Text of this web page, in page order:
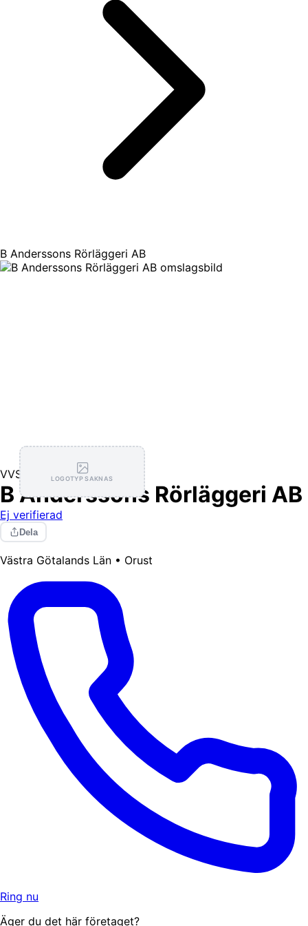
B Anderssons Rörläggeri AB
LOGOTYP SAKNAS
VVS
B Anderssons Rörläggeri AB
Ej verifierad
Dela
Västra Götalands Län • Orust
Ring nu
Äger du det här företaget?